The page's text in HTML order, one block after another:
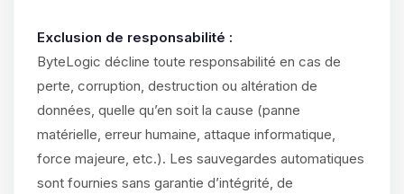
Exclusion de responsabilité :
ByteLogic décline toute responsabilité en cas de
perte, corruption, destruction ou altération de
données, quelle qu’en soit la cause (panne
matérielle, erreur humaine, attaque informatique,
force majeure, etc.). Les sauvegardes automatiques
sont fournies sans garantie d’intégrité, de